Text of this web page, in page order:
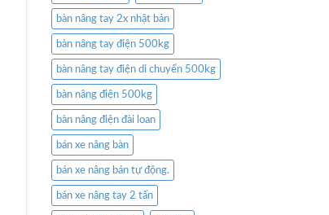
bàn nâng tay 2x nhật bản
bàn nâng tay điện 500kg
bàn nâng tay điện di chuyển 500kg
bàn nâng điện 500kg
bàn nâng điện đài loan
bán xe nâng bàn
bán xe nâng bán tự động.
bán xe nâng tay 2 tấn